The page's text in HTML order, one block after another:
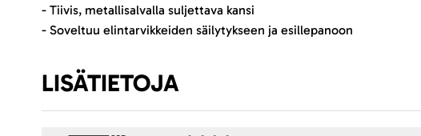
- Tiivis, metallisalvalla suljettava kansi
- Soveltuu elintarvikkeiden säilytykseen ja esillepanoon
LISÄTIETOJA